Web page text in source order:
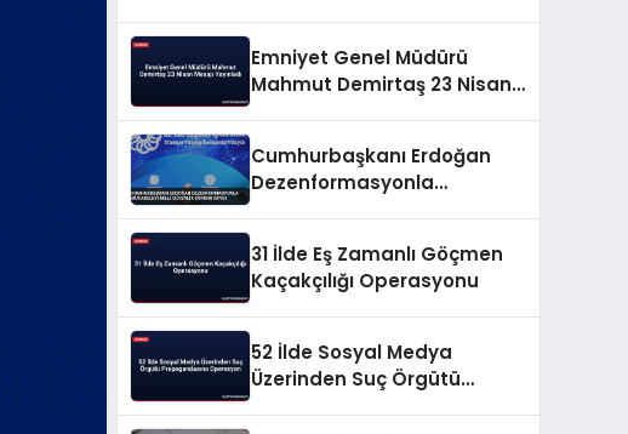
Emniyet Genel Müdürü
Mahmut Demirtaş 23 Nisan
Cumhurbaşkanı Erdoğan
Dezenformasyonla
31 İlde Eş Zamanlı Göçmen
Kaçakçılığı Operasyonu
52 İlde Sosyal Medya
Üzerinden Suç Örgütü